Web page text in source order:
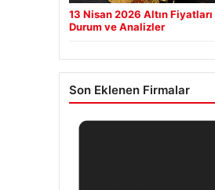
13 Nisan 2026 Altın
Durum ve Analizler
Son Eklenen Firmalar